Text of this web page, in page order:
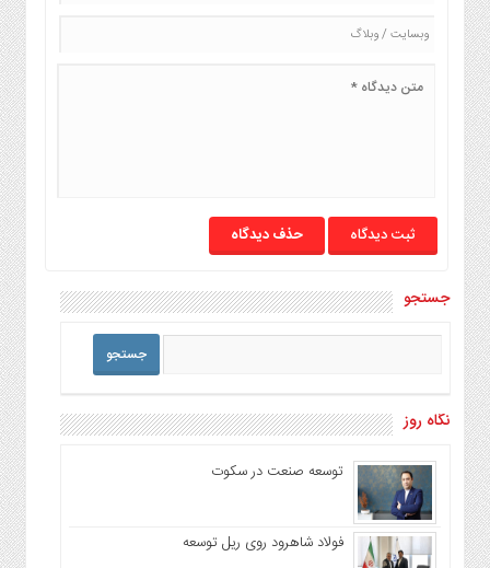
حذف دیدگاه
جستجو
نگاه روز
توسعه صنعت در سکوت
فولاد شاهرود روی ریل توسعه